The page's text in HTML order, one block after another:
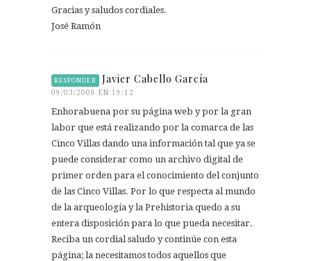
Gracias y saludos cordiales.
José Ramón
RESPONDER Javier Cabello García
09/03/2009 EN 19:12
Enhorabuena por su página web y por la gran
labor que está realizando por la comarca de las
Cinco Villas dando una información tal que ya se
puede considerar como un archivo digital de
primer orden para el conocimiento del conjunto
de las Cinco Villas. Por lo que respecta al mundo
de la arqueología y la Prehistoria quedo a su
entera disposición para lo que pueda necesitar.
Reciba un cordial saludo y continúe con esta
página; la necesitamos todos aquellos que